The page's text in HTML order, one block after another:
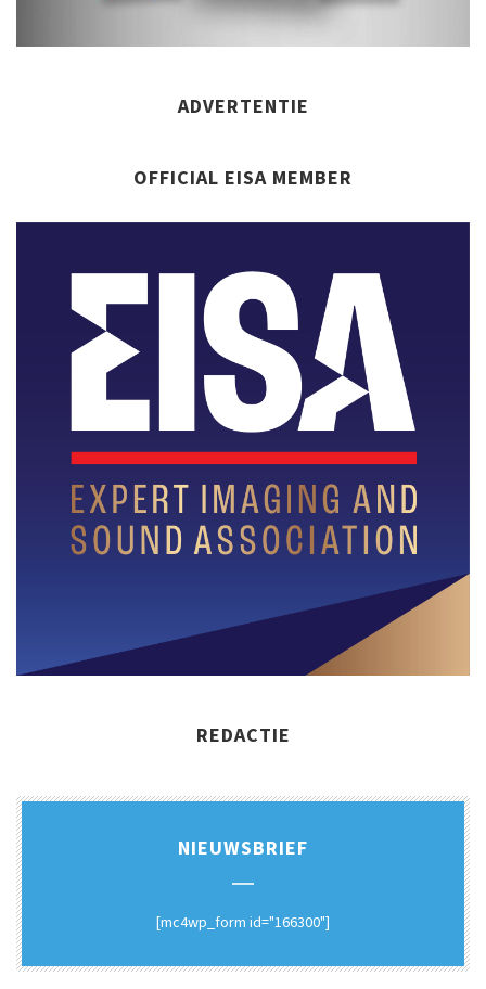
ADVERTENTIE
OFFICIAL EISA MEMBER
REDACTIE
NIEUWSBRIEF
[mc4wp_form id="166300"]